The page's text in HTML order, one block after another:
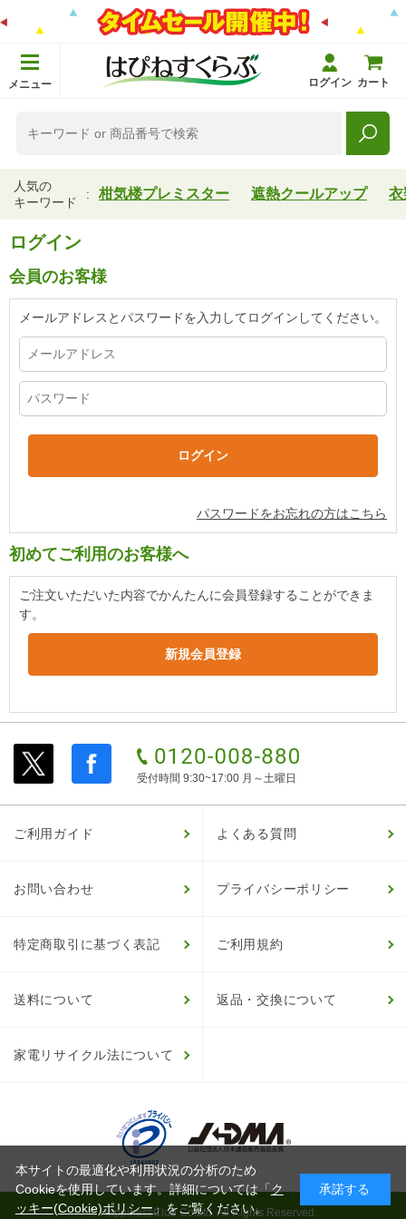
メニュー ログイン カート
人気の
キーワード
柑気楼プレミスター 遮熱クールアップ 衣
ログイン
会員のお客様
メールアドレスとパスワードを入力してログインしてください。
パスワードをお忘れの方はこちら
初めてご利用のお客様へ
ご注文いただいた内容でかんたんに会員登録することができま
す。
受付時間 9:30~17:00 月～土曜日
ご利用ガイド よくある質問
お問い合わせ プライバシーポリシー
特定商取引に基づく表記 ご利用規約
送料について 返品・交換について
家電リサイクル法について
© HappinessClub Co.Ltd. All Rights Reserved.
本サイトの最適化や利用状況の分析のため
Cookieを使用しています。詳細については「ク
ッキー(Cookie)ポリシー」をご覧ください。
承諾する